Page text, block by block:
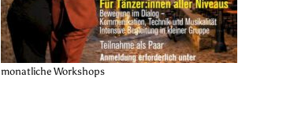
monatliche Workshops